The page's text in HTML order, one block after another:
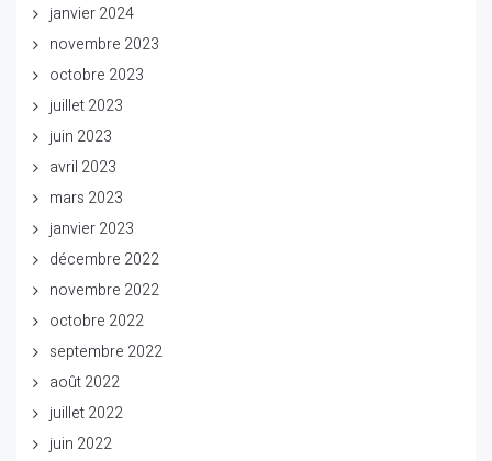
janvier 2024
novembre 2023
octobre 2023
juillet 2023
juin 2023
avril 2023
mars 2023
janvier 2023
décembre 2022
novembre 2022
octobre 2022
septembre 2022
août 2022
juillet 2022
juin 2022